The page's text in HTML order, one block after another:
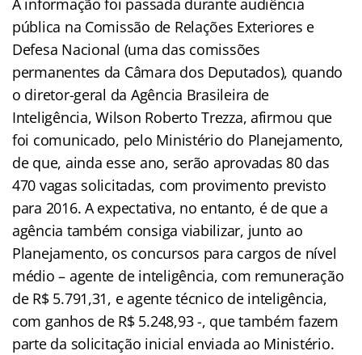
A informação foi passada durante audiência
pública na Comissão de Relações Exteriores e
Defesa Nacional (uma das comissões
permanentes da Câmara dos Deputados), quando
o diretor-geral da Agência Brasileira de
Inteligência, Wilson Roberto Trezza, afirmou que
foi comunicado, pelo Ministério do Planejamento,
de que, ainda esse ano, serão aprovadas 80 das
470 vagas solicitadas, com provimento previsto
para 2016. A expectativa, no entanto, é de que a
agência também consiga viabilizar, junto ao
Planejamento, os concursos para cargos de nível
médio – agente de inteligência, com remuneração
de R$ 5.791,31, e agente técnico de inteligência,
com ganhos de R$ 5.248,93 -, que também fazem
parte da solicitação inicial enviada ao Ministério.